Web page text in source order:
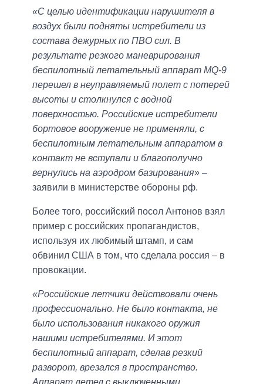
«С целью идентификации нарушителя в
воздух были подняты истребители из
состава дежурных по ПВО сил. В
результате резкого маневрирования
беспилотный летательный аппарат MQ-9
перешел в неуправляемый полет с потерей
высоты и столкнулся с водной
поверхностью. Российские истребители
бортовое вооружение не применяли, с
беспилотным летательным аппаратом в
контакт не вступали и благополучно
вернулись на аэродром базирования» –
заявили в министерстве обороны рф.
Более того, российский посол Антонов взял
пример с российских пропагандистов,
используя их любимый штамп, и сам
обвинил США в том, что сделала россия – в
провокации.
«Российские летчики действовали очень
профессионально. Не было контакта, не
было использования никакого оружия
нашими истребителями. И этот
беспилотный аппарат, сделав резкий
разворот, врезался в пространство.
Аппарат летел с выключенными